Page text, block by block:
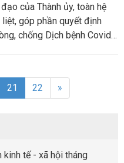
của Thành ủy, toàn hệ
góp phần quyết định
chống Dịch bệnh Covid-
21 22 »
kinh tế - xã hội tháng